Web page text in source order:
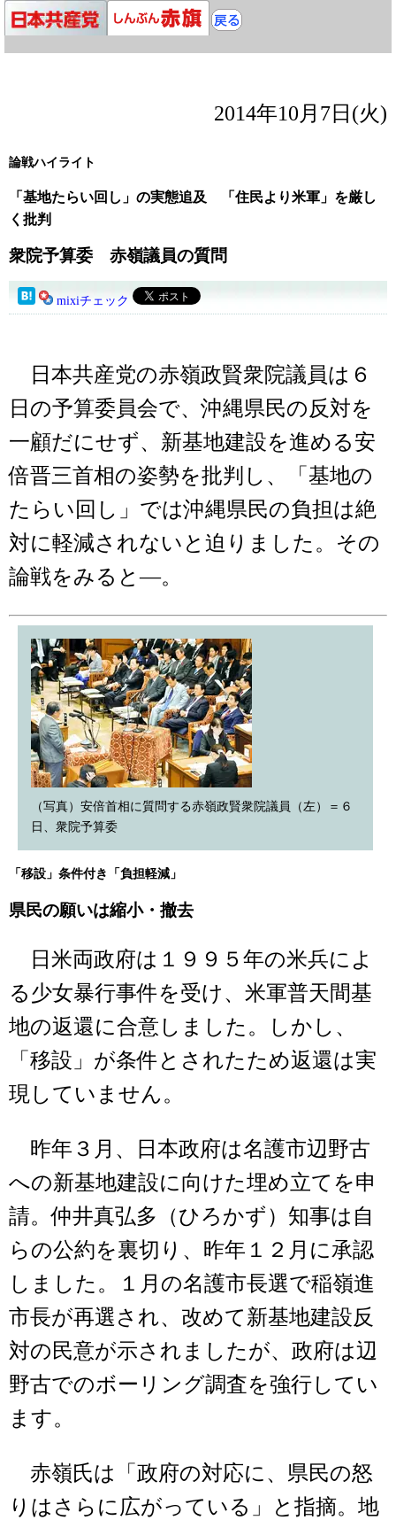
2014年10月7日(火)
論戦ハイライト
「基地たらい回し」の実態追及 「住民より米軍」を厳し
く批判
衆院予算委 赤嶺議員の質問
mixiチェック
日本共産党の赤嶺政賢衆院議員は６
日の予算委員会で、沖縄県民の反対を
一顧だにせず、新基地建設を進める安
倍晋三首相の姿勢を批判し、「基地の
たらい回し」では沖縄県民の負担は絶
対に軽減されないと迫りました。その
論戦をみると―。
（写真）安倍首相に質問する赤嶺政賢衆院議員（左）＝６
日、衆院予算委
「移設」条件付き「負担軽減」
県民の願いは縮小・撤去
日米両政府は１９９５年の米兵によ
る少女暴行事件を受け、米軍普天間基
地の返還に合意しました。しかし、
「移設」が条件とされたため返還は実
現していません。
昨年３月、日本政府は名護市辺野古
への新基地建設に向けた埋め立てを申
請。仲井真弘多（ひろかず）知事は自
らの公約を裏切り、昨年１２月に承認
しました。１月の名護市長選で稲嶺進
市長が再選され、改めて新基地建設反
対の民意が示されましたが、政府は辺
野古でのボーリング調査を強行してい
ます。
赤嶺氏は「政府の対応に、県民の怒
りはさらに広がっている」と指摘。地